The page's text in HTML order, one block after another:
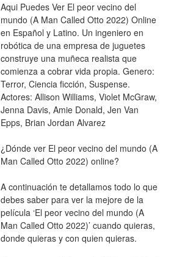
Aqui Puedes Ver El peor vecino del
mundo (A Man Called Otto 2022) Online
en Español y Latino. Un ingeniero en
robótica de una empresa de juguetes
construye una muñeca realista que
comienza a cobrar vida propia. Genero:
Terror, Ciencia ficción, Suspense.
Actores: Allison Williams, Violet McGraw,
Jenna Davis, Amie Donald, Jen Van
Epps, Brian Jordan Alvarez
¿Dónde ver El peor vecino del mundo (A
Man Called Otto 2022) online?
A continuación te detallamos todo lo que
debes saber para ver la mejore de la
película ‘El peor vecino del mundo (A
Man Called Otto 2022)’ cuando quieras,
donde quieras y con quien quieras.